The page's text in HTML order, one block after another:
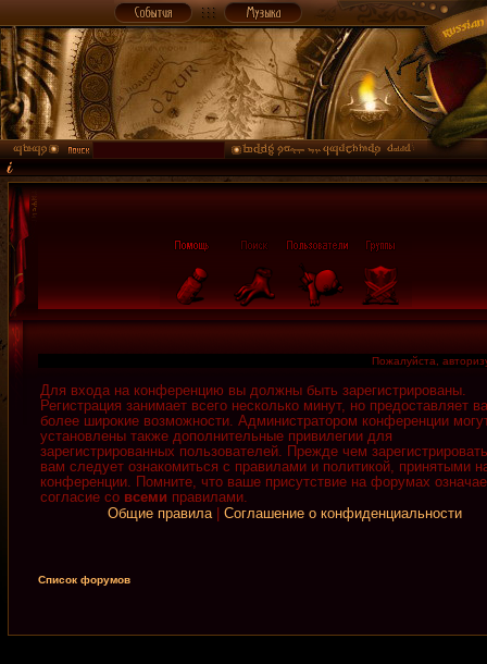
Пожалуйста,
Для входа на конференцию вы должны быть зарегистрированы.
Регистрация занимает всего несколько минут, но предоставляет
более широкие возможности. Администратором конференции
установлены также дополнительные привилегии для
зарегистрированных пользователей. Прежде чем
вам следует ознакомиться с правилами и политикой, принятыми
конференции. Помните, что ваше присутствие на форумах
согласие со всеми правилами.
Общие правила| Соглашение о конфиденциальности
Список форумов